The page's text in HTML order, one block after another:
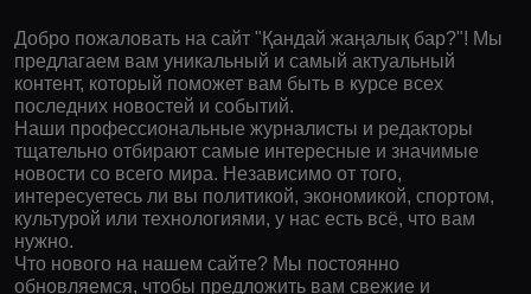
Добро пожаловать на сайт "Қандай жаңалық бар?"! Мы
предлагаем вам уникальный и самый актуальный
контент, который поможет вам быть в курсе всех
последних новостей и событий.
Наши профессиональные журналисты и редакторы
тщательно отбирают самые интересные и значимые
новости со всего мира. Независимо от того,
интересуетесь ли вы политикой, экономикой, спортом,
культурой или технологиями, у нас есть всё, что вам
нужно.
Что нового на нашем сайте? Мы постоянно
обновляемся, чтобы предложить вам свежие и